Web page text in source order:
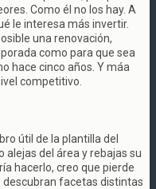
Como él no los hay. A
le interesa más invertir.
una renovación,
como para que sea
hace cinco años. Y máa
competitivo.
útil de la plantilla del
alejas del área y rebajas su
hacerlo, creo que pierde
descubran facetas distintas